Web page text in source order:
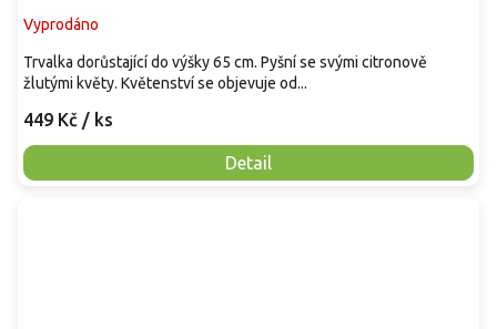
Vyprodáno
449 Kč / ks
Detail
Trvalka dorůstající do výšky 65 cm. Pyšní se svými citronově
žlutými květy. Květenství se objevuje od...